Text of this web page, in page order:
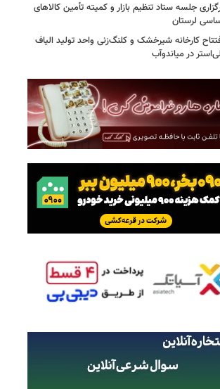
جلسه ستاد تنظیم بازار و کمیته تأمین کالاهای
لرستان
کارخانه شیرخشک و کلنگ‌زنی واحد تولید الیاف
در میاندوآب